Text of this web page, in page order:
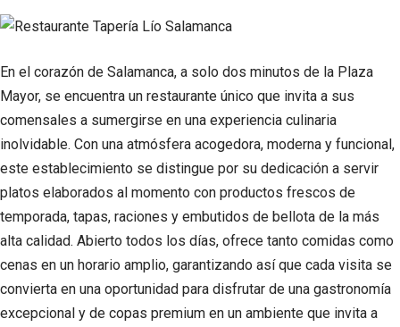
En el corazón de Salamanca, a solo dos minutos de la Plaza
Mayor, se encuentra un restaurante único que invita a sus
comensales a sumergirse en una experiencia culinaria
inolvidable. Con una atmósfera acogedora, moderna y funcional,
este establecimiento se distingue por su dedicación a servir
platos elaborados al momento con productos frescos de
temporada, tapas, raciones y embutidos de bellota de la más
alta calidad. Abierto todos los días, ofrece tanto comidas como
cenas en un horario amplio, garantizando así que cada visita se
convierta en una oportunidad para disfrutar de una gastronomía
excepcional y de copas premium en un ambiente que invita a